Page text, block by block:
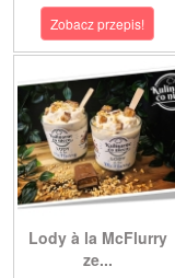
Zobacz przepis!
Lody à la McFlurry
ze...